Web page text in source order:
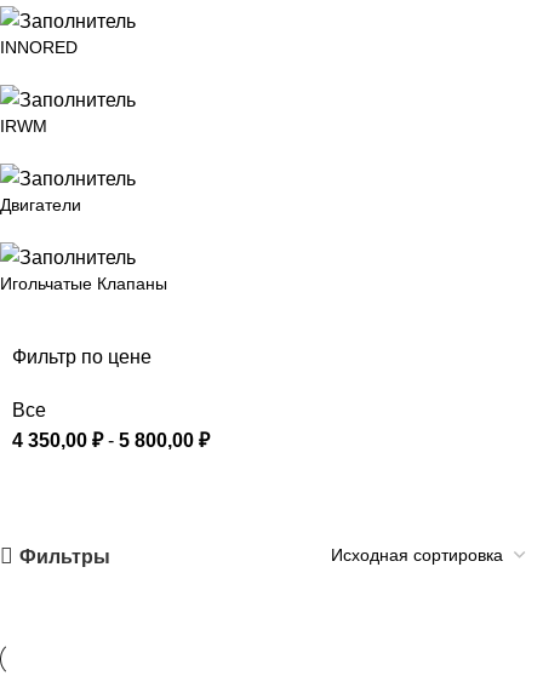
INNORED
IRWM
Двигатели
Игольчатые Клапаны
Фильтр по цене
Все
4 350,00 ₽- 5 800,00 ₽
Фильтры